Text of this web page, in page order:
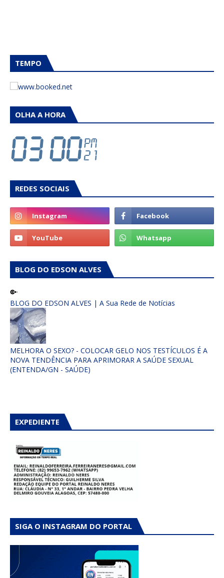
TEMPO
OLHA A HORA
REDES SOCIAIS
BLOG DO EDSON ALVES
BLOG DO EDSON ALVES | A Sua Rede de Notícias
MELHORA O SEXO? - COLOCAR GELO NOS TESTÍCULOS É A
NOVA TENDÊNCIA PARA APRIMORAR A SAÚDE SEXUAL
(ENTENDA/GN - SAÚDE)
EXPEDIENTE
SIGA O INSTAGRAM DO PORTAL